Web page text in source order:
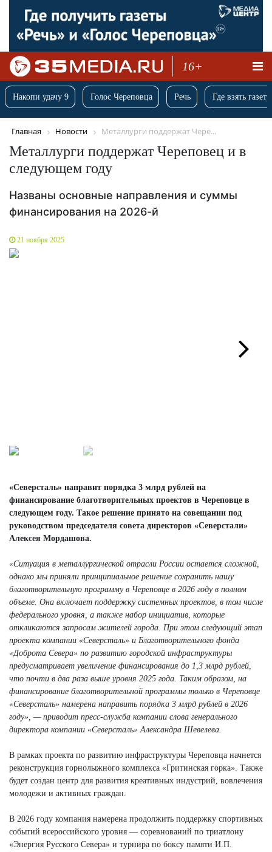
16+
Накопи удачу 9 Голос Череповца Речь Где взять
Главная Новости Металлурги поддержат Чере...
Металлурги поддержат Череповец и в
следующем году
Названы основные направления и суммы
финансирования на 2026-й
21 ноября 2025
«Северсталь» направит порядка 3 млрд рублей на
финансирование благотворительных проектов в Череповце в
следующем году. Такое решение принято на совещании под
руководством председателя совета директоров «Северстали»
Алексея Мордашова.
«Ситуация в металлургической отрасли России остается сложной,
однако мы приняли принципиальное решение сохранить нашу
благотворительную программу в Череповце в 2026 году в полном
объеме. Она включает поддержку системных проектов, в том числе
федерального уровня, а также набор инициатив, которые
откликаются запросам жителей города. При этом следующий этап
проекта компании «Северсталь» и Благотворительного фонда
«Доброта Севера» по развитию городской инфраструктуры
предусматривает увеличение финансирования до 1,3 млрд рублей,
что почти в два раза выше уровня 2025 года. Таким образом, на
финансирование благотворительной программы только в Череповце
«Северсталь» намерена направить порядка 3 млрд рублей в 2026
году», — приводит пресс-служба компании слова генерального
директора компании «Северсталь» Александра Шевелева.
В рамках проекта по развитию инфраструктуры Череповца начнется
реконструкция горнолыжного комплекса «Гритинская горка». Также
будет создан центр для развития креативных индустрий, вовлечения
молодежи и активных граждан.
В 2026 году компания намерена продолжить поддержку спортивных
событий всероссийского уровня — соревнований по триатлону
«Энергия Русского Севера» и турнира по боксу памяти И.П.